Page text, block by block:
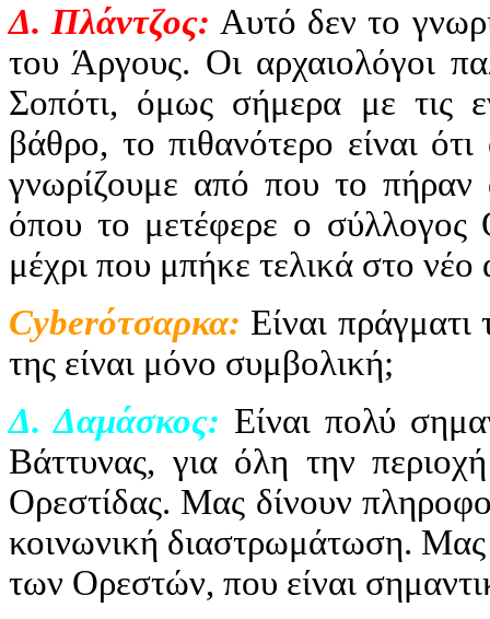
Δ. Πλάντζος: Αυτό δεν το
του Άργους. Οι αρχαιολόγοι
Σοπότι, όμως σήμερα με τις
βάθρο, το πιθανότερο είναι
γνωρίζουμε από που το πήραν
όπου το μετέφερε ο σύλλογος
μέχρι που μπήκε τελικά στο νέο
Cyberότσαρκα: Είναι
της είναι μόνο συμβολική;
Δ. Δαμάσκος: Είναι πολύ
Βάττυνας, για όλη την
Ορεστίδας. Μας δίνουν
κοινωνική διαστρωμάτωση. Μας
των Ορεστών, που είναι